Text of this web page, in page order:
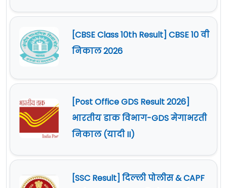
[CBSE Class 10th Result] CBSE 10 वी
निकाल 2026
[Post Office GDS Result 2026]
भारतीय डाक विभाग-GDS मेगाभरती
निकाल (यादी II)
[SSC Result] दिल्ली पोलीस & CAPF